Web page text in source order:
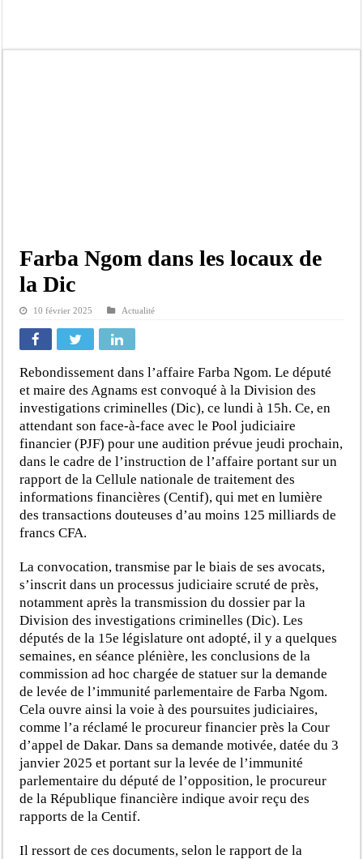
Farba Ngom dans les locaux de
la Dic
10 février 2025 Actualité
Rebondissement dans l’affaire Farba Ngom. Le député
et maire des Agnams est convoqué à la Division des
investigations criminelles (Dic), ce lundi à 15h. Ce, en
attendant son face-à-face avec le Pool judiciaire
financier (PJF) pour une audition prévue jeudi prochain,
dans le cadre de l’instruction de l’affaire portant sur un
rapport de la Cellule nationale de traitement des
informations financières (Centif), qui met en lumière
des transactions douteuses d’au moins 125 milliards de
francs CFA.
La convocation, transmise par le biais de ses avocats,
s’inscrit dans un processus judiciaire scruté de près,
notamment après la transmission du dossier par la
Division des investigations criminelles (Dic). Les
députés de la 15e législature ont adopté, il y a quelques
semaines, en séance plénière, les conclusions de la
commission ad hoc chargée de statuer sur la demande
de levée de l’immunité parlementaire de Farba Ngom.
Cela ouvre ainsi la voie à des poursuites judiciaires,
comme l’a réclamé le procureur financier près la Cour
d’appel de Dakar. Dans sa demande motivée, datée du 3
janvier 2025 et portant sur la levée de l’immunité
parlementaire du député de l’opposition, le procureur
de la République financière indique avoir reçu des
rapports de la Centif.
Il ressort de ces documents, selon le rapport de la